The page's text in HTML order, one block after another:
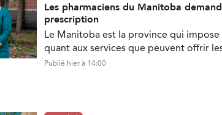
Les pharmaciens du Manitoba
prescription
Le Manitoba est la province qui
quant aux services que peuvent offrir
Publié hier à 14:00